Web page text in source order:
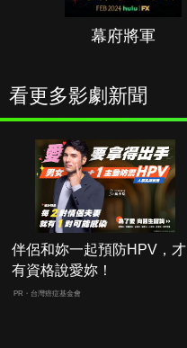
幕府將軍
看更多影劇新聞
伴侶和妳一起預防HPV，才
有資格說愛妳！
PR・台灣癌症基金會